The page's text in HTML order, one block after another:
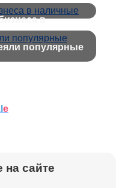
в
популярные
e
на сайте